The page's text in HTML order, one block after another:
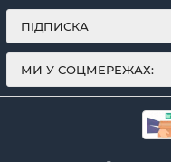
ПІДПИСКА
МИ У СОЦМЕРЕЖАХ: